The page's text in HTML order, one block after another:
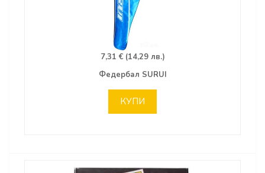
7,31 € (14,29 лв.)
Федербал SURUI
КУПИ